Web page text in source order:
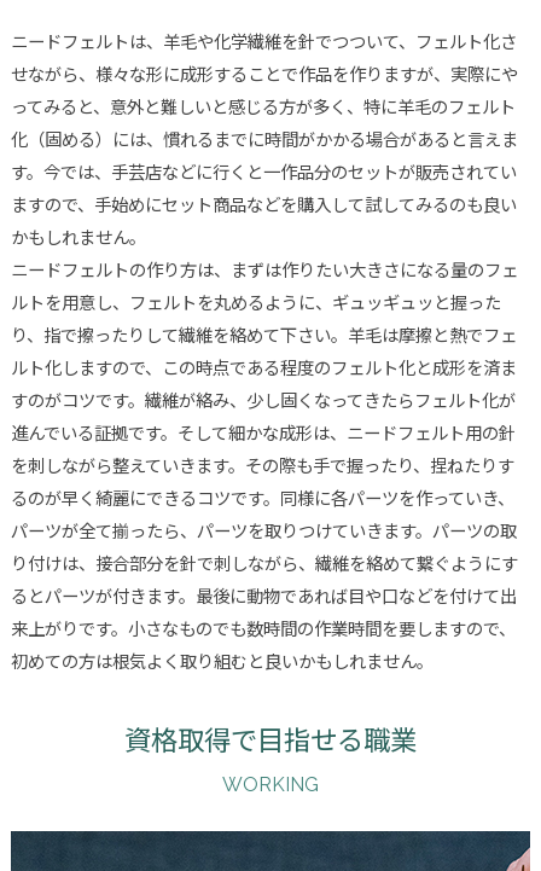
ニードフェルトは、羊毛や化学繊維を針でつついて、フェルト化さ
せながら、様々な形に成形することで作品を作りますが、実際にや
ってみると、意外と難しいと感じる方が多く、特に羊毛のフェルト
化（固める）には、慣れるまでに時間がかかる場合があると言えま
す。今では、手芸店などに行くと一作品分のセットが販売されてい
ますので、手始めにセット商品などを購入して試してみるのも良い
かもしれません。
ニードフェルトの作り方は、まずは作りたい大きさになる量のフェ
ルトを用意し、フェルトを丸めるように、ギュッギュッと握った
り、指で擦ったりして繊維を絡めて下さい。羊毛は摩擦と熱でフェ
ルト化しますので、この時点である程度のフェルト化と成形を済ま
すのがコツです。繊維が絡み、少し固くなってきたらフェルト化が
進んでいる証拠です。そして細かな成形は、ニードフェルト用の針
を刺しながら整えていきます。その際も手で握ったり、捏ねたりす
るのが早く綺麗にできるコツです。同様に各パーツを作っていき、
パーツが全て揃ったら、パーツを取りつけていきます。パーツの取
り付けは、接合部分を針で刺しながら、繊維を絡めて繋ぐようにす
るとパーツが付きます。最後に動物であれば目や口などを付けて出
来上がりです。小さなものでも数時間の作業時間を要しますので、
初めての方は根気よく取り組むと良いかもしれません。
資格取得で目指せる職業
WORKING